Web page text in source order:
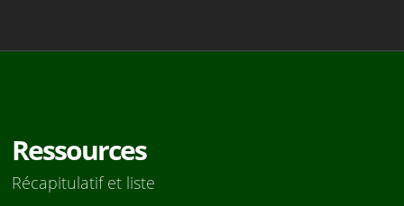
Ressources
Récapitulatif et liste